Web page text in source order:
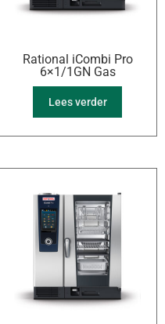
Rational iCombi Pro
6×1/1GN Gas
Lees verder